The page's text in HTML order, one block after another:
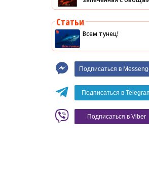
Рис
Оливки
Мясные изделия
Вино
Белое вино
Красное вино
Кофе
Blaser
Статьи
Всем тунец!
Подписаться в
Подписаться в
Подписаться в Viber